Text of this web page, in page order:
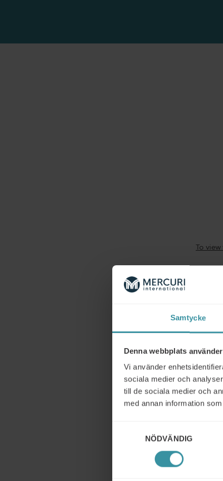
Samtycke
Denna webbplats
Vi använder
sociala medier och
till de sociala medier och
med annan information
NÖDVÄNDIG
To
inom
mer
Vi